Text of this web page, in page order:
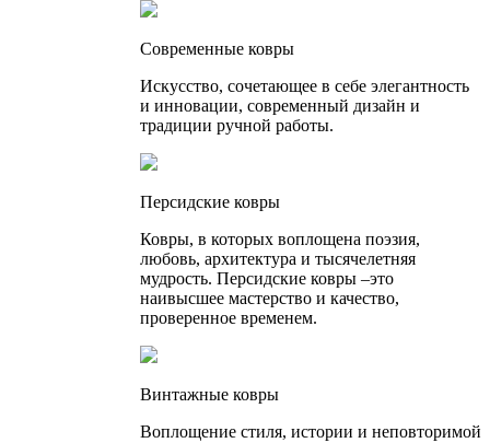
Cовременные ковры
Искусство, сочетающее в себе элегантность
и инновации, современный дизайн и
традиции ручной работы.
Персидские ковры
Ковры, в которых воплощена поэзия,
любовь, архитектура и тысячелетняя
мудрость. Персидские ковры –это
наивысшее мастерство и качество,
проверенное временем.
Винтажные ковры
Воплощение стиля, истории и неповторимой